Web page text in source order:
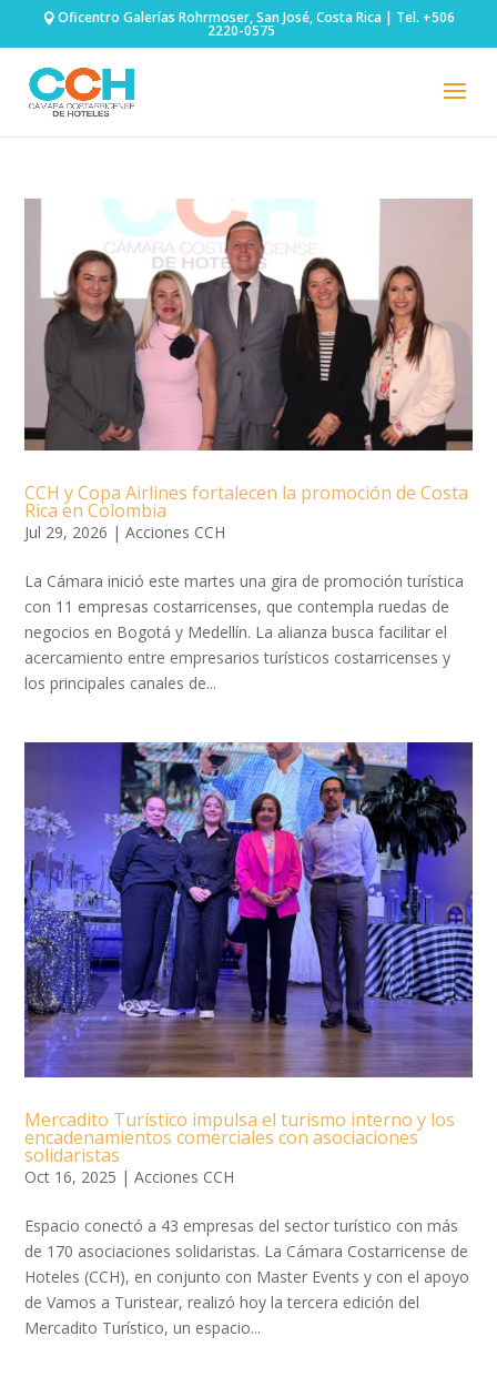
Oficentro Galerías Rohrmoser, San José, Costa Rica | Tel. +506
2220-0575
CCH y Copa Airlines fortalecen la promoción de Costa
Rica en Colombia
Jul 29, 2026 |Acciones CCH
La Cámara inició este martes una gira de promoción turística
con 11 empresas costarricenses, que contempla ruedas de
negocios en Bogotá y Medellín. La alianza busca facilitar el
acercamiento entre empresarios turísticos costarricenses y
los principales canales de...
Mercadito Turístico impulsa el turismo interno y los
encadenamientos comerciales con asociaciones
solidaristas
Oct 16, 2025 |Acciones CCH
Espacio conectó a 43 empresas del sector turístico con más
de 170 asociaciones solidaristas. La Cámara Costarricense de
Hoteles (CCH), en conjunto con Master Events y con el apoyo
de Vamos a Turistear, realizó hoy la tercera edición del
Mercadito Turístico, un espacio...